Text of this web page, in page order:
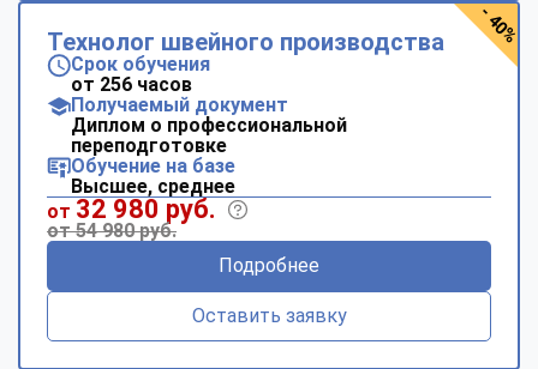
Технолог швейного производства
Срок обучения
от 256 часов
Получаемый документ
Диплом о профессиональной
переподготовке
Обучение на базе
Высшее, среднее
от 32 980 руб.
от 54 980 руб.
Подробнее
Оставить заявку
- 40%